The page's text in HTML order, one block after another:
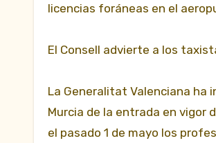
licencias foráneas en el
El Consell advierte a los
La Generalitat Valenciana ha
Murcia de la entrada en vigor
el pasado 1 de mayo los